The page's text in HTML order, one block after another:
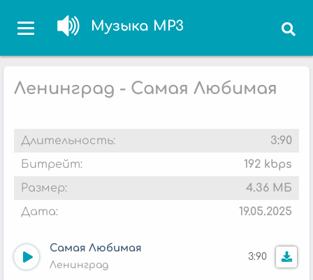
Музыка MP3
Ленинград - Самая Любимая
Длительность:
3:90
Битрейт:
192 kbps
Размер:
4.36 МБ
Дата:
19.05.2025
Самая Любимая
Ленинград
3:90